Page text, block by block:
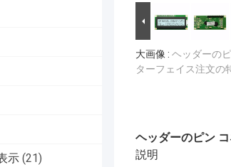
示 (21)
大画像 : ヘッダーの
ターフェイス注文の
ヘッダーのピン
説明